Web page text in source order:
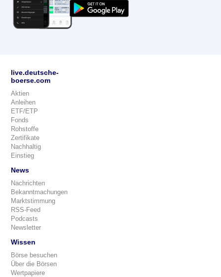
live.deutsche-
boerse.com
Aktien
Anleihen
ETF/ETP
Fonds
Rohstoffe
Zertifikate
Nachhaltig
Einstieg
News
Nachrichten
Bekanntmachungen
Marktstimmung
RSS-Feed
Podcasts
Newsletter
Wissen
Börse besuchen
Über die Börsen
Wertpapiere